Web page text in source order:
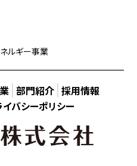
ルギー事業
部門紹介 採用情報
イバシーポリシー